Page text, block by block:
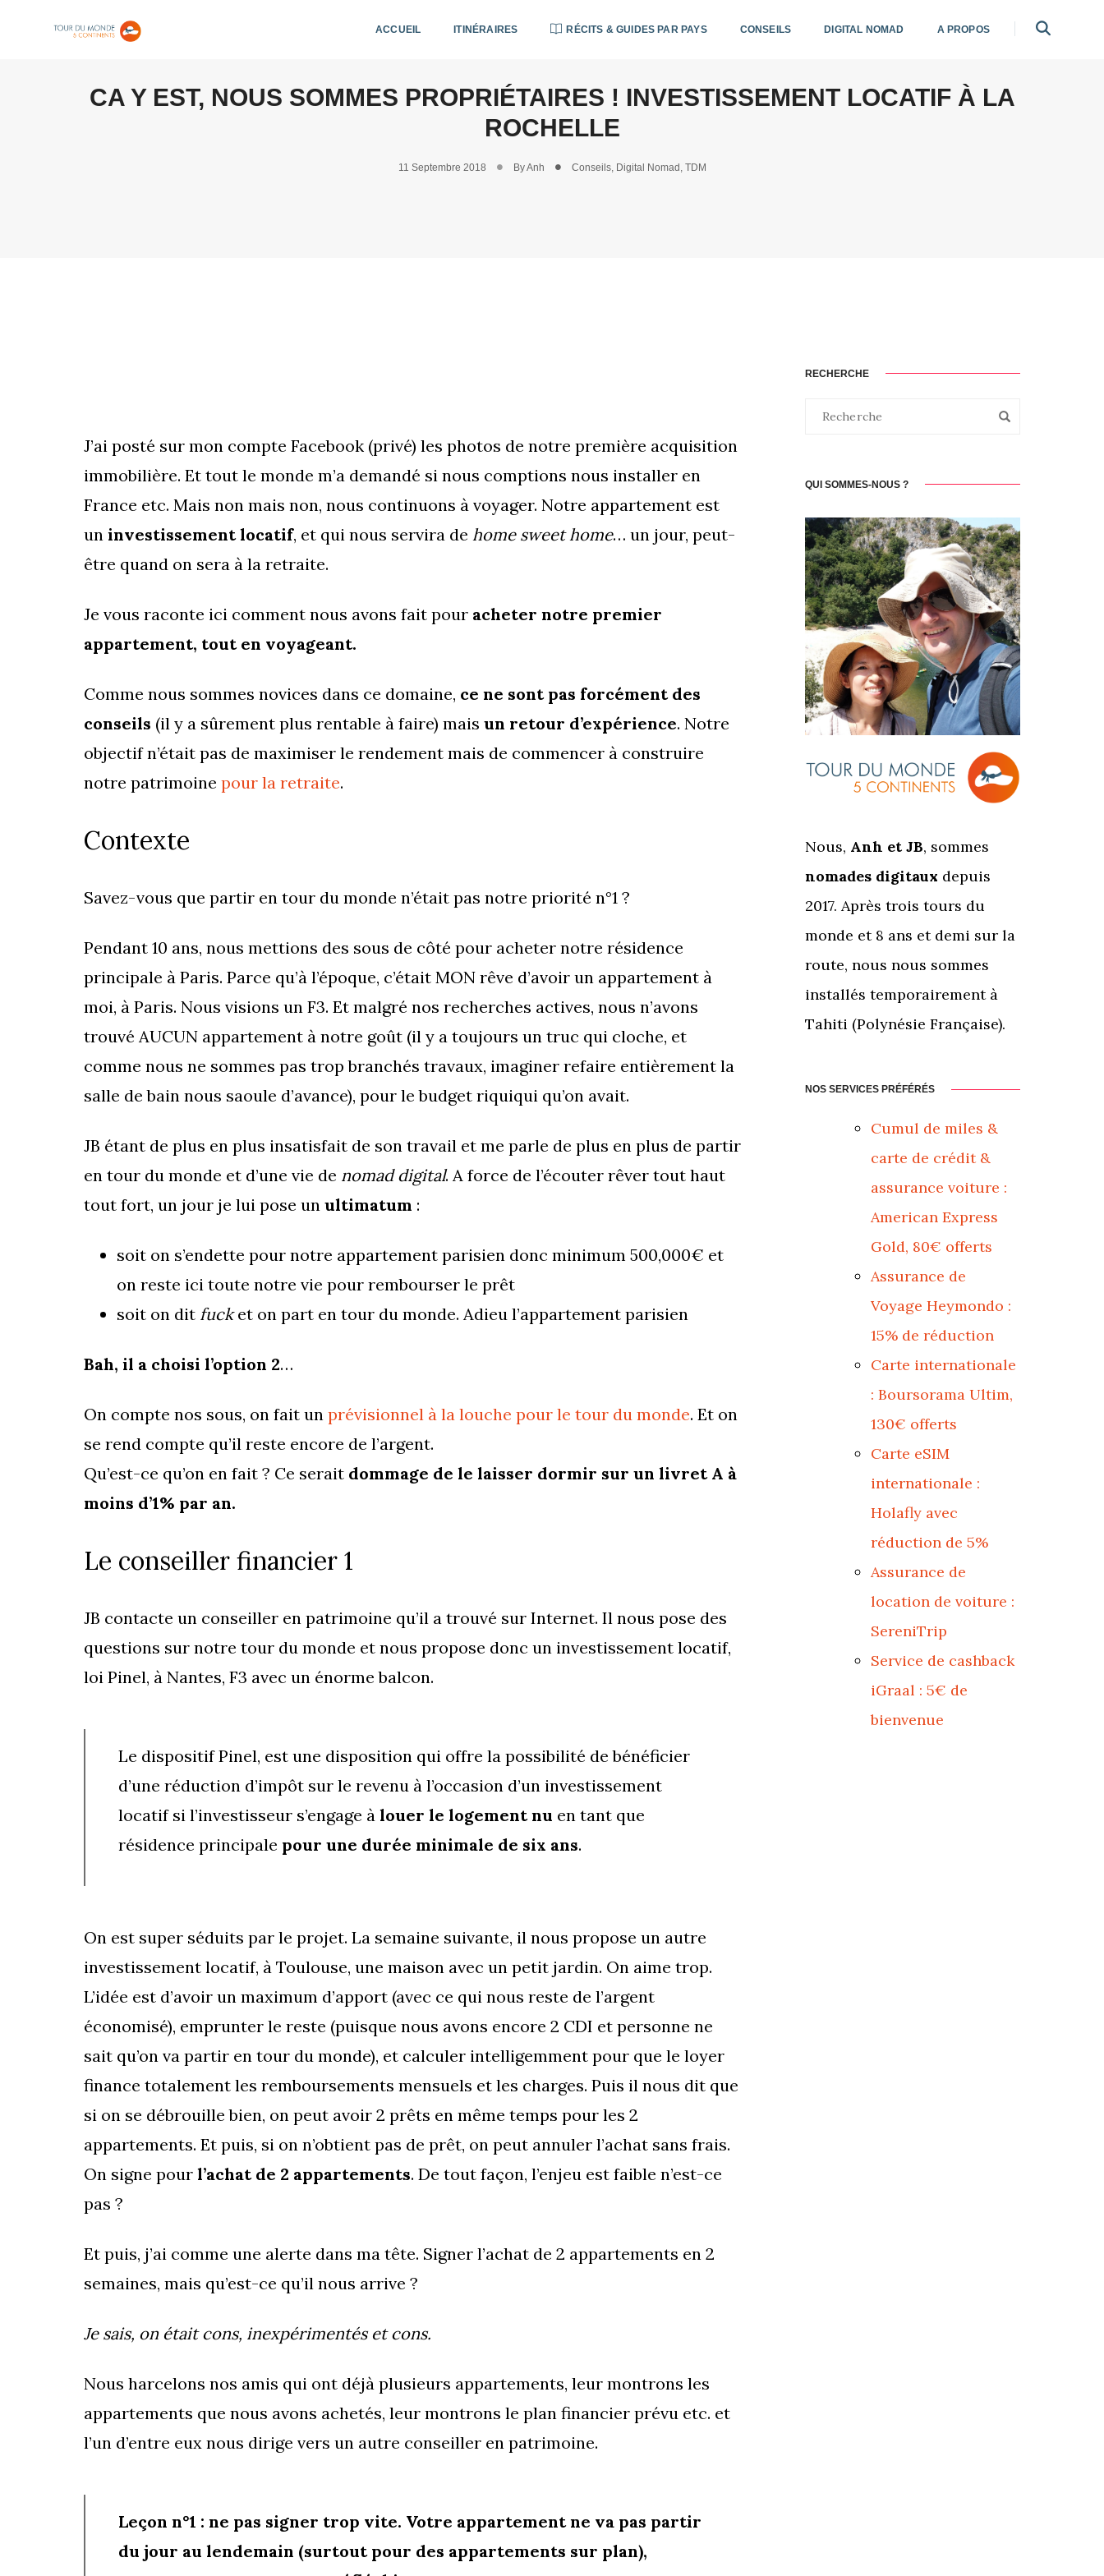
ACCUEIL ITINÉRAIRES RÉCITS & GUIDES PAR PAYS CONSEILS DIGITAL NOMAD A PROPOS
CA Y EST, NOUS SOMMES PROPRIÉTAIRES ! INVESTISSEMENT LOCATIF À LA
ROCHELLE
11 Septembre 2018 ByAnh Conseils, Digital Nomad , TDM
J’ai posté sur mon compte Facebook (privé) les photos de notre première acquisition
immobilière. Et tout le monde m’a demandé si nous comptions nous installer en
France etc. Mais non mais non, nous continuons à voyager. Notre appartement est
un investissement locatif, et qui nous servira de home sweet home… un jour, peut-
être quand on sera à la retraite.
Je vous raconte ici comment nous avons fait pour acheter notre premier
appartement, tout en voyageant.
Comme nous sommes novices dans ce domaine, ce ne sont pas forcément des
conseils (il y a sûrement plus rentable à faire) mais un retour d’expérience. Notre
objectif n’était pas de maximiser le rendement mais de commencer à construire
notre patrimoine pour la retraite.
Contexte
Savez-vous que partir en tour du monde n’était pas notre priorité n°1 ?
Pendant 10 ans, nous mettions des sous de côté pour acheter notre résidence
principale à Paris. Parce qu’à l’époque, c’était MON rêve d’avoir un appartement à
moi, à Paris. Nous visions un F3. Et malgré nos recherches actives, nous n’avons
trouvé AUCUN appartement à notre goût (il y a toujours un truc qui cloche, et
comme nous ne sommes pas trop branchés travaux, imaginer refaire entièrement la
salle de bain nous saoule d’avance), pour le budget riquiqui qu’on avait.
JB étant de plus en plus insatisfait de son travail et me parle de plus en plus de partir
en tour du monde et d’une vie de nomad digital. A force de l’écouter rêver tout haut
tout fort, un jour je lui pose un ultimatum :
soit on s’endette pour notre appartement parisien donc minimum 500,000€ et
on reste ici toute notre vie pour rembourser le prêt
soit on dit fucket on part en tour du monde. Adieu l’appartement parisien
Bah, il a choisi l’option 2…
On compte nos sous, on fait un prévisionnel à la louche pour le tour du monde. Et on
se rend compte qu’il reste encore de l’argent.
Qu’est-ce qu’on en fait ? Ce serait dommage de le laisser dormir sur un livret A à
moins d’1% par an.
Le conseiller financier 1
JB contacte un conseiller en patrimoine qu’il a trouvé sur Internet. Il nous pose des
questions sur notre tour du monde et nous propose donc un investissement locatif,
loi Pinel, à Nantes, F3 avec un énorme balcon.
Le dispositif Pinel, est une disposition qui offre la possibilité de bénéficier
d’une réduction d’impôt sur le revenu à l’occasion d’un investissement
locatif si l’investisseur s’engage à louer le logement nu en tant que
résidence principale pour une durée minimale de six ans.
On est super séduits par le projet. La semaine suivante, il nous propose un autre
investissement locatif, à Toulouse, une maison avec un petit jardin. On aime trop.
L’idée est d’avoir un maximum d’apport (avec ce qui nous reste de l’argent
économisé), emprunter le reste (puisque nous avons encore 2 CDI et personne ne
sait qu’on va partir en tour du monde), et calculer intelligemment pour que le loyer
finance totalement les remboursements mensuels et les charges. Puis il nous dit que
si on se débrouille bien, on peut avoir 2 prêts en même temps pour les 2
appartements. Et puis, si on n’obtient pas de prêt, on peut annuler l’achat sans frais.
On signe pour l’achat de 2 appartements. De tout façon, l’enjeu est faible n’est-ce
pas ?
Et puis, j’ai comme une alerte dans ma tête. Signer l’achat de 2 appartements en 2
semaines, mais qu’est-ce qu’il nous arrive ?
Je sais, on était cons, inexpérimentés et cons.
Nous harcelons nos amis qui ont déjà plusieurs appartements, leur montrons les
appartements que nous avons achetés, leur montrons le plan financier prévu etc. et
l’un d’entre eux nous dirige vers un autre conseiller en patrimoine.
Leçon n°1 : ne pas signer trop vite. Votre appartement ne va pas partir
du jour au lendemain (surtout pour des appartements sur plan),
RECHERCHE
QUI SOMMES-NOUS ?
Nous, Anh et JB, sommes
nomades digitaux depuis
2017. Après trois tours du
monde et 8 ans et demi sur la
route, nous nous sommes
installés temporairement à
Tahiti (Polynésie Française).
NOS SERVICES PRÉFÉRÉS
Cumul de miles &
carte de crédit &
assurance voiture :
American Express
Gold, 80€ offerts
Assurance de
Voyage Heymondo :
15% de réduction
Carte internationale
: Boursorama Ultim,
130€ offerts
Carte eSIM
internationale :
Holafly avec
réduction de 5%
Assurance de
location de voiture :
SereniTrip
Service de cashback
iGraal : 5€ de
bienvenue